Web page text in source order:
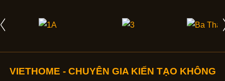
VIETHOME - CHUYÊN GIA KIẾN TẠO KHÔNG